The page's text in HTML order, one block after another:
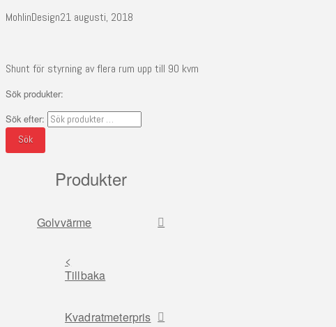
MohlinDesign21 augusti, 2018
Shunt för styrning av flera rum upp till 90 kvm
Sök produkter:
Sök efter:
Sök
Produkter
Golvvärme
<
Tillbaka
Kvadratmeterpris